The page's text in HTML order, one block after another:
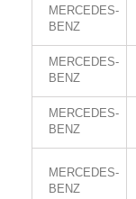
MERCEDES-
BENZ
MERCEDES-
BENZ
MERCEDES-
BENZ
MERCEDES-
BENZ